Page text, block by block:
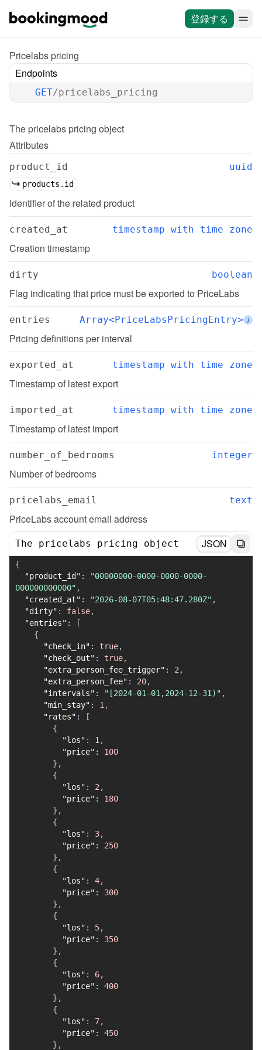
登録する
Pricelabs pricing
Endpoints
GET/pricelabs_pricing
The pricelabs pricing object
Attributes
product_id uuid
products.id
Identifier of the related product
created_at timestamp with time zone
Creation timestamp
dirty boolean
Flag indicating that price must be exported to PriceLabs
entries Array<PriceLabsPricingEntry> i
Pricing definitions per interval
exported_at timestamp with time zone
Timestamp of latest export
imported_at timestamp with time zone
Timestamp of latest import
number_of_bedrooms integer
Number of bedrooms
pricelabs_email text
PriceLabs account email address
The pricelabs pricing object JSON
{
"product_id" :
"00000000-0000-0000-0000-
000000000000" ,
"created_at" : "2026-08-07T05:48:47.280Z" ,
"dirty" : false,
"entries" :
[
{
"check_in" : true,
"check_out" : true,
"extra_person_fee_trigger" : 2 ,
"extra_person_fee" : 20,
"intervals" : "[2024-01-01,2024-12-31)" ,
"min_stay" : 1 ,
"rates" :
[
{
"los" : 1 ,
"price" :
100
} ,
{
"los" : 2 ,
"price" :
180
} ,
{
"los" : 3,
"price" :
250
} ,
{
"los" : 4,
"price" :
300
} ,
{
"los" : 5,
"price" :
350
} ,
{
"los" : 6,
"price" :
400
} ,
{
"los" : 7,
"price" :
450
} ,